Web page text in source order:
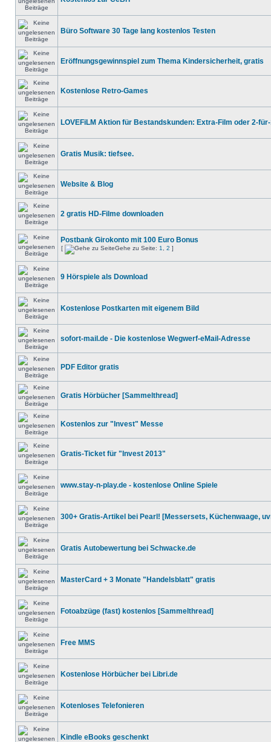
Büro Software 30 Tage lang kostenlos Testen
Eröffnungsgewinnspiel zum Thema Kindersicherheit, gratis
Kostenlose Retro-Games
LOVEFiLM Aktion für Bestandskunden: Extra-Film oder 2-
Gratis Musik: tiefsee.
Website & Blog
2 gratis HD-Filme downloaden
Postbank Girokonto mit 100 Euro Bonus
[ Gehe zu Seite: 1 2 ]
9 Hörspiele als Download
Kostenlose Postkarten mit eigenem Bild
sofort-mail.de - Die kostenlose Wegwerf-eMail-Adresse
PDF Editor gratis
Gratis Hörbücher [Sammelthread]
Kostenlos zur "Invest" Messe
Gratis-Ticket für "Invest 2013"
www.stay-n-play.de - kostenlose Online Spiele
300+ Gratis-Artikel bei Pearl! [Messersets, Küchenwaage,
Gratis Autobewertung bei Schwacke.de
MasterCard + 3 Monate "Handelsblatt" gratis
Fotoabzüge (fast) kostenlos [Sammelthread]
Free MMS
Kostenlose Hörbücher bei Libri.de
Kotenloses Telefonieren
Kindle eBooks geschenkt